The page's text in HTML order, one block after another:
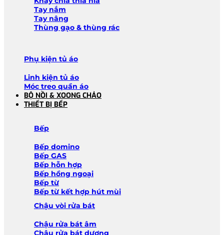
Tay nắm
Tay nâng
Thùng gạo & thùng rác
Phụ kiện tủ áo
Linh kiện tủ áo
Móc treo quần áo
BỘ NỒI & XOONG CHẢO
THIẾT BỊ BẾP
Bếp
Bếp domino
Bếp GAS
Bếp hỗn hợp
Bếp hồng ngoại
Bếp từ
Bếp từ kết hợp hút mùi
Chậu vòi rửa bát
Chậu rửa bát âm
Chậu rửa bát dương